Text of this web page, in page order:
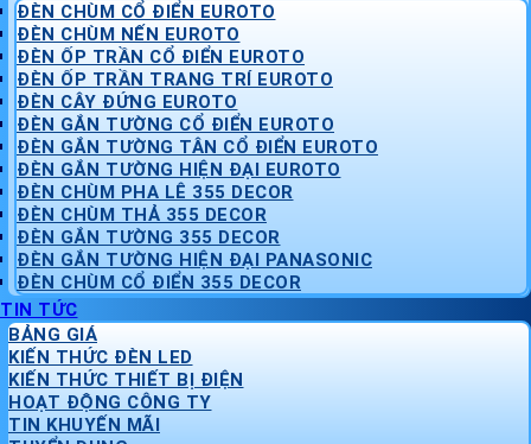
ĐÈN CHÙM CỔ ĐIỂN EUROTO
ĐÈN CHÙM NẾN EUROTO
ĐÈN ỐP TRẦN CỔ ĐIỂN EUROTO
ĐÈN ỐP TRẦN TRANG TRÍ EUROTO
ĐÈN CÂY ĐỨNG EUROTO
ĐÈN GẮN TƯỜNG CỔ ĐIỂN EUROTO
ĐÈN GẮN TƯỜNG TÂN CỔ ĐIỂN EUROTO
ĐÈN GẮN TƯỜNG HIỆN ĐẠI EUROTO
ĐÈN CHÙM PHA LÊ 355 DECOR
ĐÈN CHÙM THẢ 355 DECOR
ĐÈN GẮN TƯỜNG 355 DECOR
ĐÈN GẮN TƯỜNG HIỆN ĐẠI PANASONIC
ĐÈN CHÙM CỔ ĐIỂN 355 DECOR
TIN TỨC
BẢNG GIÁ
KIẾN THỨC ĐÈN LED
KIẾN THỨC THIẾT BỊ ĐIỆN
HOẠT ĐỘNG CÔNG TY
TIN KHUYẾN MÃI